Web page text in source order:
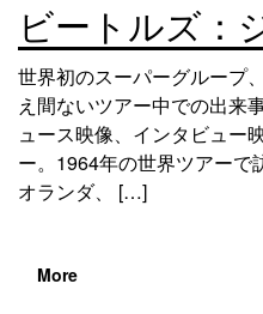
ビートルズ：
世界初のスーパーグループ
え間ないツアー中での出来
ュース映像、インタビュー
ー。1964年の世界ツアーで
オランダ、 […]
More